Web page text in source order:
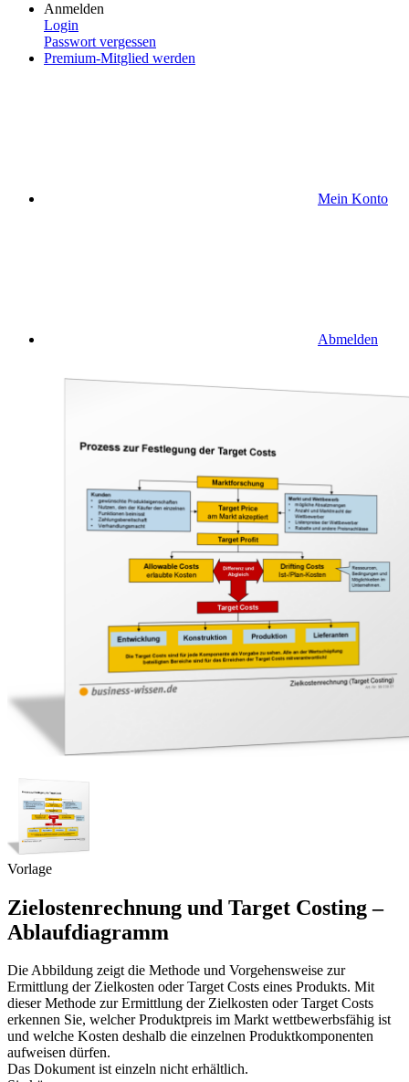
Anmelden
Login
Passwort vergessen
Premium-Mitglied werden
Mein Konto
Abmelden
Vorlage
Zielostenrechnung und Target Costing –
Ablaufdiagramm
Die Abbildung zeigt die Methode und Vorgehensweise zur
Ermittlung der Zielkosten oder Target Costs eines Produkts. Mit
dieser Methode zur Ermittlung der Zielkosten oder Target Costs
erkennen Sie, welcher Produktpreis im Markt wettbewerbsfähig ist
und welche Kosten deshalb die einzelnen Produktkomponenten
aufweisen dürfen.
Das Dokument ist einzeln nicht erhältlich.